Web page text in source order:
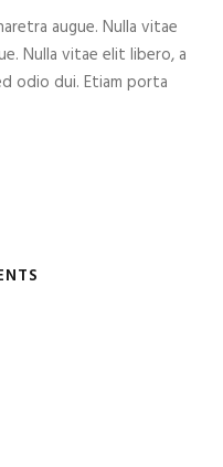
augue. Nulla vitae
Nulla vitae elit libero, a
odio dui. Etiam porta